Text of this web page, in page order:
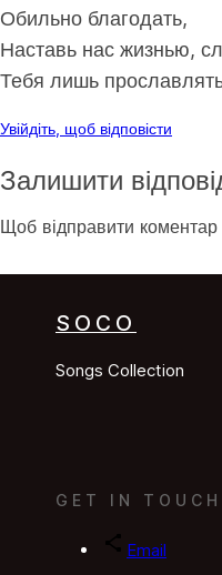
Обильно благодать,
Наставь нас жизнью,
Тебя лишь
Увійдіть, щоб відповісти
Залишити
Щоб відправити
SOCO
Songs Collection
GET IN TOUCH
Email